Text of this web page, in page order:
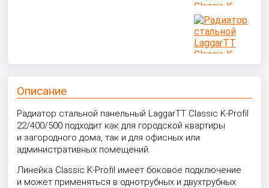
Описание
Радиатор стальной панельный LaggarTT Classic K-Profil
22/400/500 подходит как для городской квартиры
и загородного дома, так и для офисных или
административных помещений.
Линейка Classic K-Profil имеет боковое подключение
и может применяться в однотрубных и двухтрубных